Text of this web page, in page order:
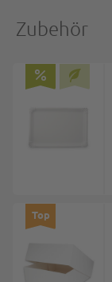
Zubehör
Top